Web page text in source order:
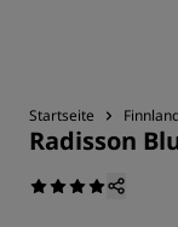
Startseite
Radisson